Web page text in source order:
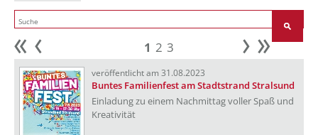
Anfang 1 2 3 weiter
veröffentlicht am 31.08.2023
Buntes Familienfest am Stadtstrand Stralsund
Einladung zu einem Nachmittag voller Spaß und
Kreativität